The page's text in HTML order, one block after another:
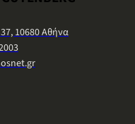
10680 Αθήνα